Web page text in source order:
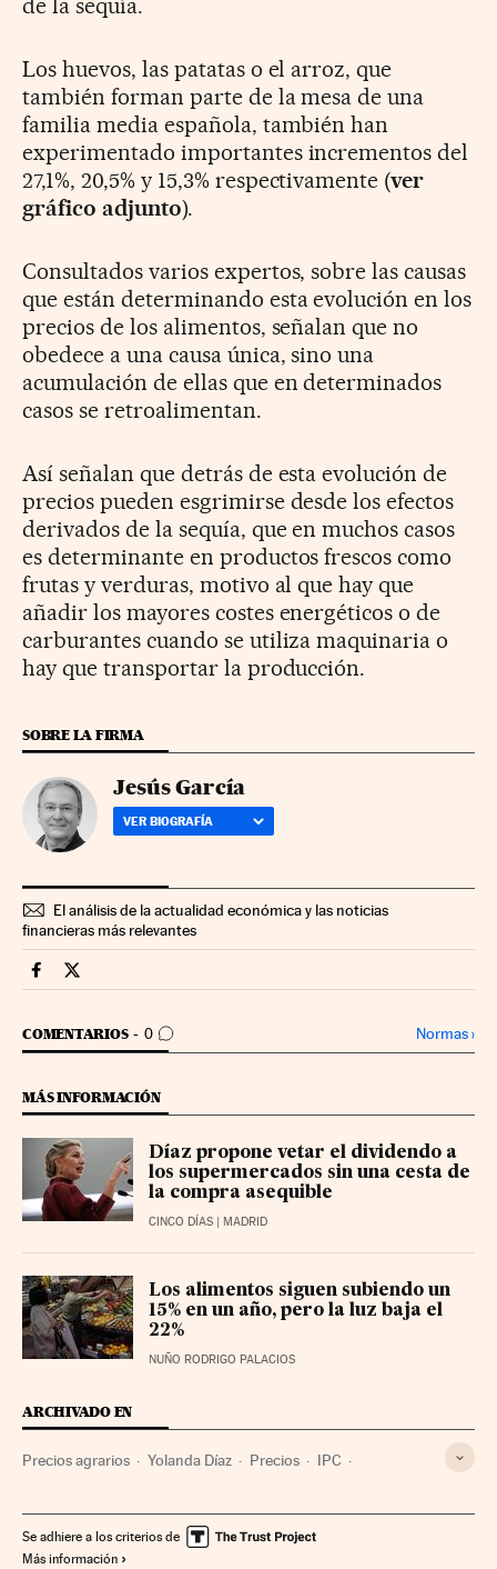
de la sequía.
Los huevos, las patatas o el arroz, que
también forman parte de la mesa de una
familia media española, también han
experimentado importantes incrementos del
27,1%, 20,5% y 15,3% respectivamente (ver
gráfico adjunto).
Consultados varios expertos, sobre las causas
que están determinando esta evolución en los
precios de los alimentos, señalan que no
obedece a una causa única, sino una
acumulación de ellas que en determinados
casos se retroalimentan.
Así señalan que detrás de esta evolución de
precios pueden esgrimirse desde los efectos
derivados de la sequía, que en muchos casos
es determinante en productos frescos como
frutas y verduras, motivo al que hay que
añadir los mayores costes energéticos o de
carburantes cuando se utiliza maquinaria o
hay que transportar la producción.
SOBRE LA FIRMA
Jesús García
VER BIOGRAFÍA
El análisis de la actualidad económica y las noticias
financieras más relevantes
Economia Cinco Días en Facebook
Economia Cinco Días en Twitter
COMENTARIOS 0
IR A LOS COMENTARIOS Normas›
MÁS INFORMACIÓN
Díaz propone vetar el dividendo a
los supermercados sin una cesta de
la compra asequible
CINCO DÍAS | MADRID
Los alimentos siguen subiendo un
15% en un año, pero la luz baja el
22%
NUÑO RODRIGO PALACIOS
ARCHIVADO EN
Precios agrarios Yolanda Díaz Precios IPC
Economía agraria Gobierno Agricultura
Se adhiere a los criterios de
Más información